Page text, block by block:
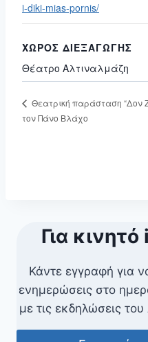
i-diki-mias-pornis/
ΧΏΡΟΣ ΔΙΕΞΑΓΩΓΉΣ
Θέατρο Αλτιναλμάζη
Θεατρική παράσταση “Δον
τον Πάνο Βλάχο
Για
Κάντε εγγραφή για
ενημερώσεις στο
με τις εκδηλώσεις